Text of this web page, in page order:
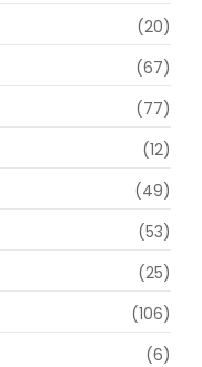
(20)
(67)
(77)
(12)
(49)
(53)
(25)
(106)
(6)